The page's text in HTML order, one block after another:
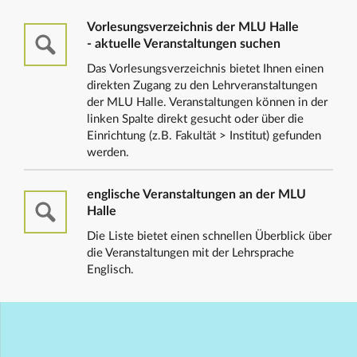
Vorlesungsverzeichnis der MLU Halle
- aktuelle Veranstaltungen suchen
Das Vorlesungsverzeichnis bietet Ihnen einen
direkten Zugang zu den Lehrveranstaltungen
der MLU Halle. Veranstaltungen können in der
linken Spalte direkt gesucht oder über die
Einrichtung (z.B. Fakultät > Institut) gefunden
werden.
englische Veranstaltungen an der MLU
Halle
Die Liste bietet einen schnellen Überblick über
die Veranstaltungen mit der Lehrsprache
Englisch.